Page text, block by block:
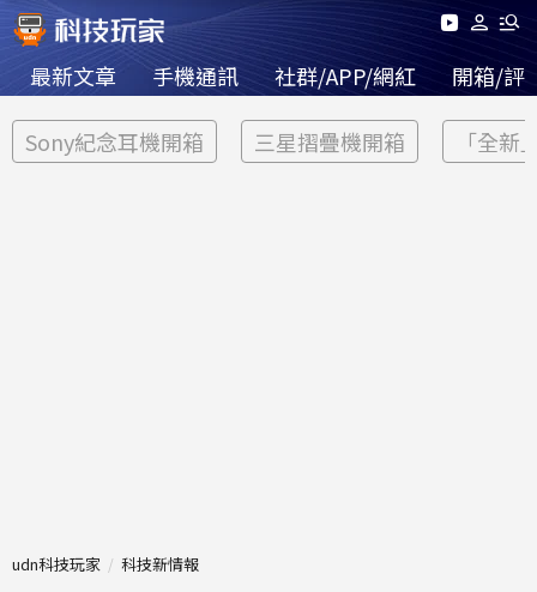
最新文章 手機通訊 社群/APP/網紅 開箱/評
Sony紀念耳機開箱 三星摺疊機開箱 「全新
udn科技玩家 科技新情報